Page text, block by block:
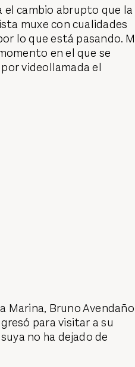
cambio abrupto que la
muxe con cualidades
lo que está pasando.
en el que se
videollamada el
Marina, Bruno
para visitar a su
no ha dejado de